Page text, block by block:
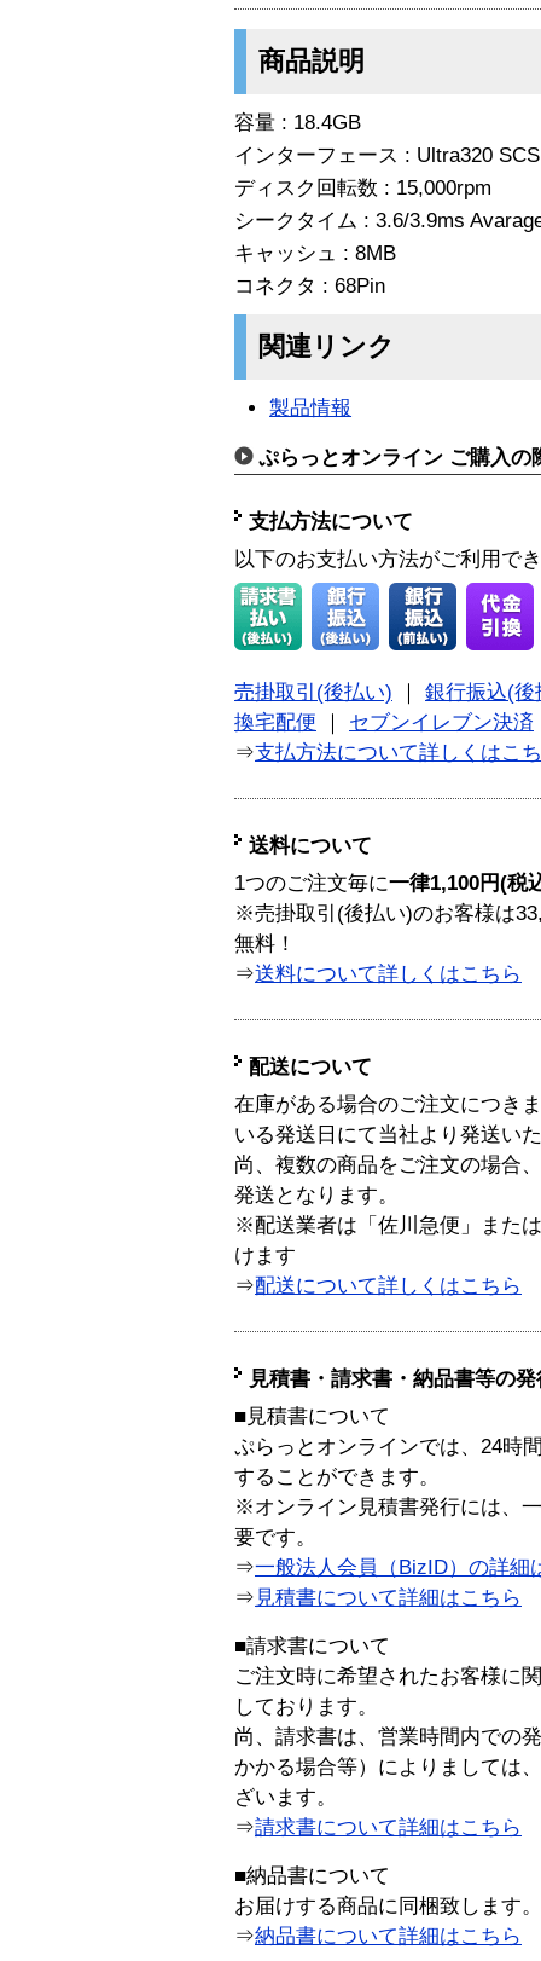
商品説明
容量 : 18.4GB
インターフェース : Ultra320
ディスク回転数 : 15,000rpm
シークタイム : 3.6/3.9ms
キャッシュ : 8MB
コネクタ : 68Pin
関連リンク
製品情報
ぷらっとオンライン ご購入の
支払方法について
以下のお支払い方法がご利用で
売掛取引(後払い)
銀行振込(後
換宅配便
セブンイレブン決済
⇒支払方法について詳しくはこ
送料について
1つのご注文毎に一律1,100円(税
※売掛取引(後払い)のお客様は
無料！
⇒送料について詳しくはこちら
配送について
在庫がある場合のご注文につき
いる発送日にて当社より発送い
尚、複数の商品をご注文の場合
発送となります。
※配送業者は「佐川急便」また
けます
⇒配送について詳しくはこちら
見積書・請求書・納品書等の
■見積書について
ぷらっとオンラインでは、24時
することができます。
※オンライン見積書発行には、
要です。
⇒一般法人会員（BizID）の詳細
⇒ 見積書について詳細はこちら
■請求書について
ご注文時に希望されたお客様に
しております。
尚、請求書は、営業時間内での
かかる場合等）によりましては
ざいます。
⇒請求書について詳細はこちら
■納品書について
お届けする商品に同梱致します。
⇒納品書について詳細はこちら